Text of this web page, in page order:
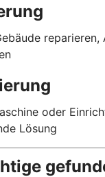
oder
Lösung